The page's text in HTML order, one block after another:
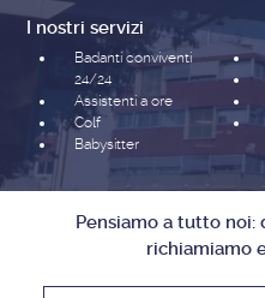
I nostri servizi
Badanti conviventi
24/24
Assistenti a ore
Colf
Babysitter
Pensiamo a tutto
richiamiamo